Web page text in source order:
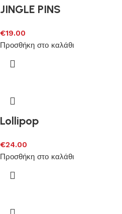
JINGLE PINS
€19.00
Προσθήκη στο καλάθι
Lollipop
€24.00
Προσθήκη στο καλάθι